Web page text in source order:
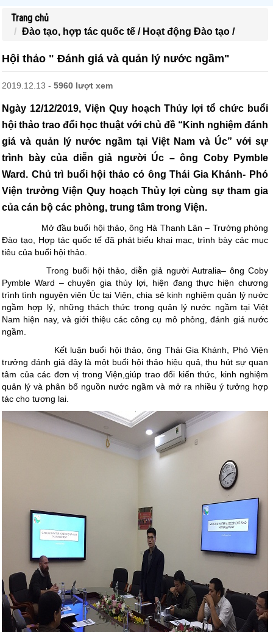
Trang chủ
Đào tạo, hợp tác quốc tế / Hoạt động Đào tạo /
Hội thảo " Đánh giá và quản lý nước ngầm"
2019.12.13 - 5960 lượt xem
Ngày 12/12/2019, Viện Quy hoạch Thủy lợi tổ chức buổi
hội thảo trao đổi học thuật với chủ đề “Kinh nghiệm đánh
giá và quản lý nước ngầm tại Việt Nam và Úc” với sự
trình bày của diễn giả người Úc – ông Coby Pymble
Ward. Chủ trì buổi hội thảo có ông Thái Gia Khánh- Phó
Viện trưởng Viện Quy hoạch Thủy lợi cùng sự tham gia
của cán bộ các phòng, trung tâm trong Viện.
Mở đầu buổi hội thảo, ông Hà Thanh Lân – Trưởng phòng
Đào tạo, Hợp tác quốc tế đã phát biểu khai mạc, trình bày các mục
tiêu của buổi hội thảo.
Trong buổi hội thảo, diễn giả người Autralia– ông Coby
Pymble Ward – chuyên gia thủy lợi, hiện đang thực hiện chương
trình tình nguyện viên Úc tại Viện, chia sẻ kinh nghiệm quản lý nước
ngầm hợp lý, những thách thức trong quản lý nước ngầm tại Việt
Nam hiện nay, và giới thiệu các công cụ mô phỏng, đánh giá nước
ngầm.
Kết luận buổi hội thảo, ông Thái Gia Khánh, Phó Viện
trưởng đánh giá đây là một buổi hội thảo hiệu quả, thu hút sự quan
tâm của các đơn vị trong Viện,giúp trao đổi kiến thức, kinh nghiệm
quản lý và phân bổ nguồn nước ngầm và mở ra nhiều ý tưởng hợp
tác cho tương lai.